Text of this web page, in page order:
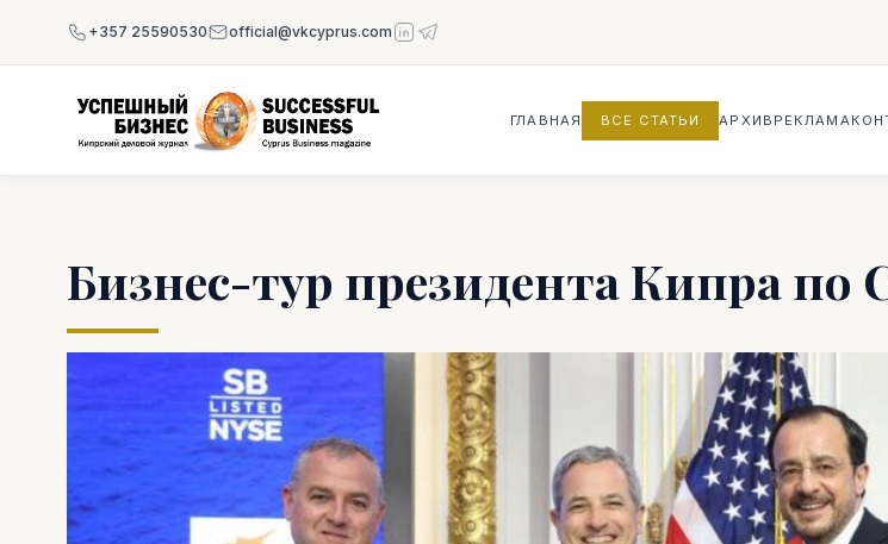
+357 25590530 official@vkcyprus.com
ГЛАВНАЯ ВСЕ СТАТЬИ АРХИВ РЕКЛАМА
Бизнес-тур президента Кипра